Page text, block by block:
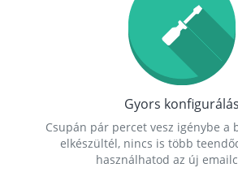
Gyors konfigurálás
Csupán pár percet vesz igénybe a
elkészültél, nincs is több
használhatod az új